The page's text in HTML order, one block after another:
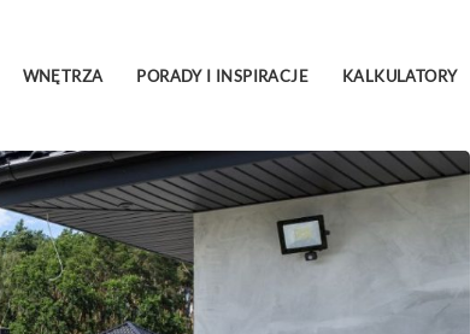
WNĘTRZA PORADY I INSPIRACJE KALKULATORY